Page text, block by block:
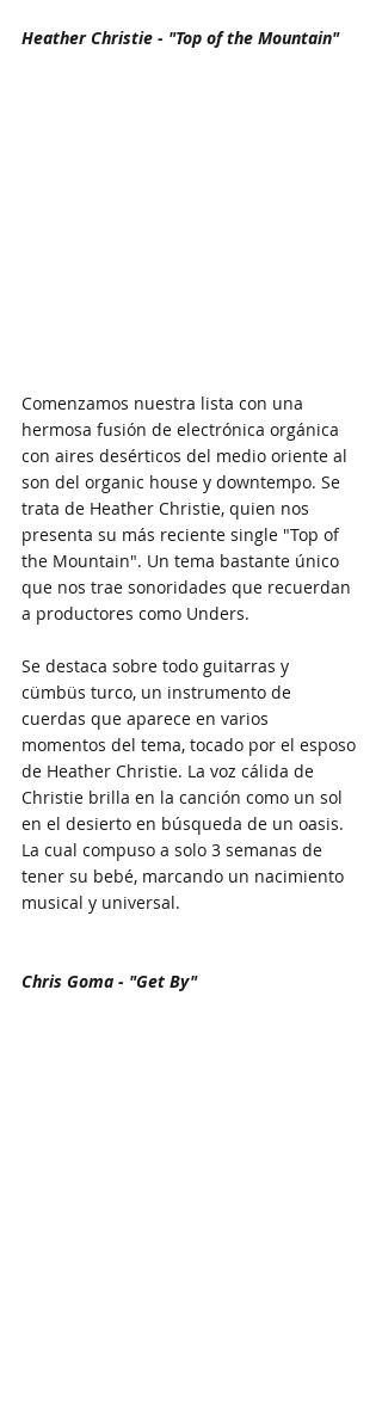
Heather Christie - "Top of the Mountain"
Comenzamos nuestra lista con una
hermosa fusión de electrónica orgánica
con aires desérticos del medio oriente al
son del organic house y downtempo. Se
trata de Heather Christie, quien nos
presenta su más reciente single "Top of
the Mountain". Un tema bastante único
que nos trae sonoridades que recuerdan
a productores como Unders.
Se destaca sobre todo guitarras y
cümbüs turco, un instrumento de
cuerdas que aparece en varios
momentos del tema, tocado por el esposo
de Heather Christie. La voz cálida de
Christie brilla en la canción como un sol
en el desierto en búsqueda de un oasis.
La cual compuso a solo 3 semanas de
tener su bebé, marcando un nacimiento
musical y universal.
Chris Goma - "Get By"